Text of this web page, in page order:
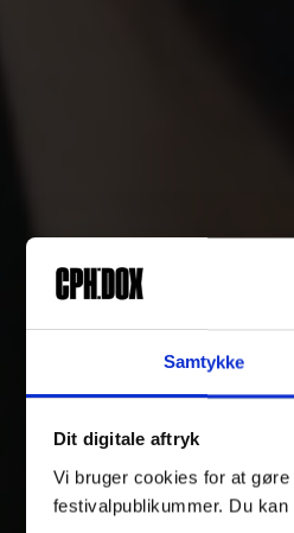
Samtykke
Dit digitale aftryk
Vi bruger cookies for at
festivalpublikummer. Du